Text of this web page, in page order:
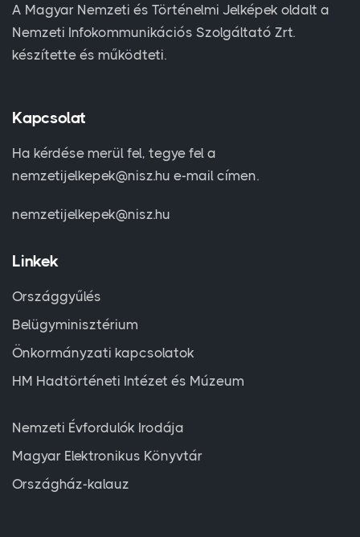
A Magyar Nemzeti és Történelmi Jelképek oldalt a
Nemzeti Infokommunikációs Szolgáltató Zrt.
készítette és működteti.
Kapcsolat
Ha kérdése merül fel, tegye fel a
nemzetijelkepek@nisz.hu e-mail címen.
nemzetijelkepek@nisz.hu
Linkek
Országgyűlés
Belügyminisztérium
Önkormányzati kapcsolatok
HM Hadtörténeti Intézet és Múzeum
Nemzeti Évfordulók Irodája
Magyar Elektronikus Könyvtár
Országház-kalauz